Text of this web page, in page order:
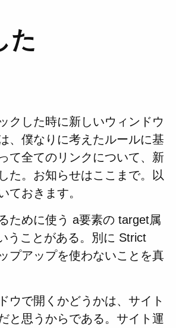
た
クした時に新しいウィンドウ
、僕なりに考えたルールに基
て全てのリンクについて、新
た。お知らせはここまで。以
ておきます。
ために使う a要素の target属
うことがある。別に Strict
プアップを使わないことを真
ウで開くかどうかは、サイト
と思うからである。サイト運